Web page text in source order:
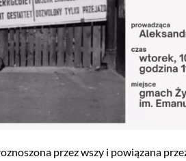
przez wszy i powiązana